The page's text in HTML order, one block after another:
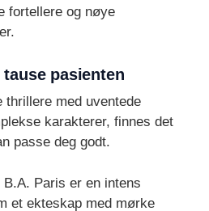
fortellere og nøye
pasienten
thrillere med uventede
karakterer, finnes det
passe deg godt.
B.A. Paris er en intens
et ekteskap med mørke